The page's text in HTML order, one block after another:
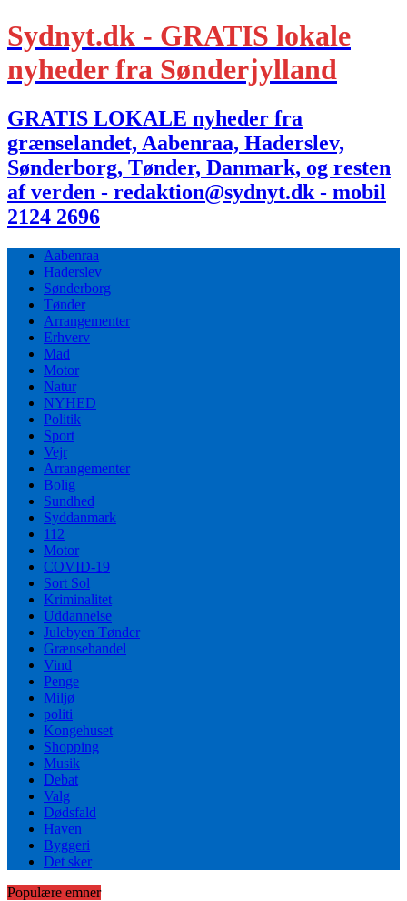
Sydnyt.dk - GRATIS lokale
nyheder fra Sønderjylland
GRATIS LOKALE nyheder fra
grænselandet, Aabenraa, Haderslev,
Sønderborg, Tønder, Danmark, og resten
af verden - redaktion@sydnyt.dk - mobil
2124 2696
Aabenraa
Haderslev
Sønderborg
Tønder
Arrangementer
Erhverv
Mad
Motor
Natur
NYHED
Politik
Sport
Vejr
Arrangementer
Bolig
Sundhed
Syddanmark
112
Motor
COVID-19
Sort Sol
Kriminalitet
Uddannelse
Julebyen Tønder
Grænsehandel
Vind
Penge
Miljø
politi
Kongehuset
Shopping
Musik
Debat
Valg
Dødsfald
Haven
Byggeri
Det sker
Populære emner